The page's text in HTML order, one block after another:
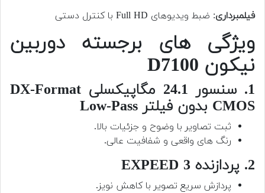
فیلمبرداری: ضبط ویدیوهای Full HD با کنترل دستی
ویژگی های برجسته دوربین
نیکون D7100
1. سنسور 24.1 مگاپیکسلی DX-Format
CMOS بدون فیلتر Low-Pass
ثبت تصاویر با وضوح و جزئیات بالا.
رنگ های واقعی و شفافیت عالی.
2. پردازنده EXPEED 3
پردازش سریع تصویر با کاهش نویز.